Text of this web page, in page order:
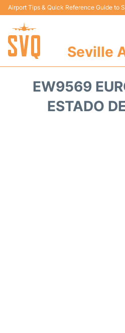
Airport Tips & Quick Reference Guide to
Seville
EW9569
ESTADO